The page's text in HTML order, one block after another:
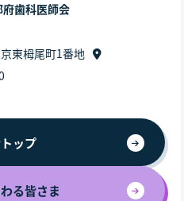
歯科医師会
東栂尾町1番地
ップ
る皆さま